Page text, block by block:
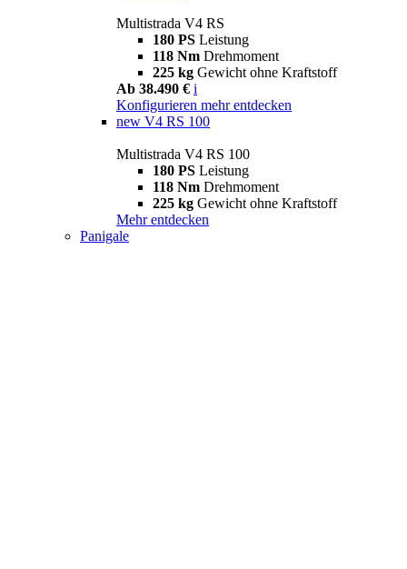
Multistrada V4 RS
180 PS Leistung
118 Nm Drehmoment
225 kg Gewicht ohne Kraftstoff
Ab 38.490 € i
Konfigurieren mehr entdecken
new V4 RS 100
Multistrada V4 RS 100
180 PS Leistung
118 Nm Drehmoment
225 kg Gewicht ohne Kraftstoff
Mehr entdecken
Panigale